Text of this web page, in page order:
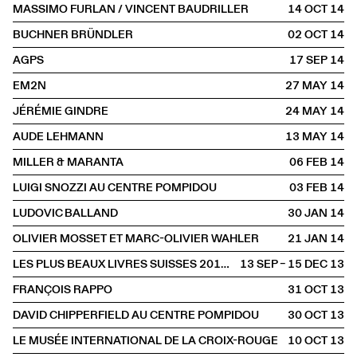
MASSIMO FURLAN / VINCENT BAUDRILLER
14 OCT2014
BUCHNER BRÜNDLER
02 OCT2014
AGPS
17 SEP2014
EM2N
27 MAY2014
JÉRÉMIE GINDRE
24 MAY2014
AUDE LEHMANN
13 MAY2014
MILLER & MARANTA
06 FEB2014
LUIGI SNOZZI AU CENTRE POMPIDOU
03 FEB2014
LUDOVIC BALLAND
30 JAN2014
OLIVIER MOSSET ET MARC-OLIVIER WAHLER
21 JAN2014
LES PLUS BEAUX LIVRES SUISSES 2012 À LA LIBRAIRIE
13 SEP – 15 DEC2013
FRANÇOIS RAPPO
31 OCT2013
DAVID CHIPPERFIELD AU CENTRE POMPIDOU
30 OCT2013
LE MUSÉE INTERNATIONAL DE LA CROIX-ROUGE
10 OCT2013